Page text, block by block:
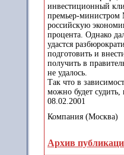
инвестиционный
премьер-
российскую
процента. Однако
удастся
подготовить и
получить в
не удалось.
Так что в
можно будет судить,
08.02.2001
Компания (Москва)
Архив